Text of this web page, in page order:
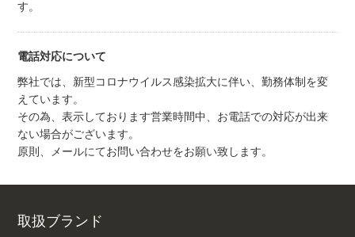
す。
電話対応について
弊社では、新型コロナウイルス感染拡大に伴い、勤務体制を変
えています。
その為、表示しております営業時間中、お電話での対応が出来
ない場合がございます。
原則、メールにてお問い合わせをお願い致します。
取扱ブランド